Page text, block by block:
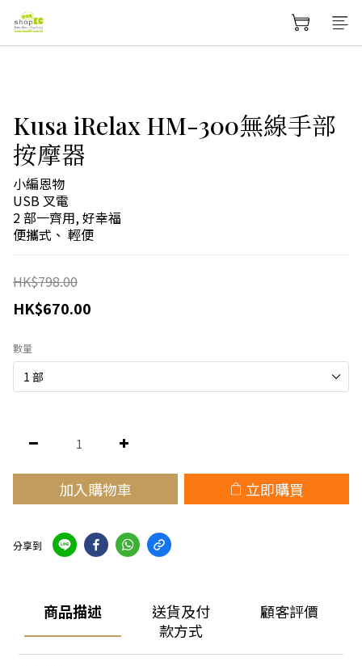
Kusa iRelax HM-300無線手部
按摩器
小編恩物
USB 叉電
2 部一齊用, 好幸福
便攜式、 輕便
HK$798.00
HK$670.00
數量
加入購物車 立即購買
分享到
商品描述
送貨及付
款方式
顧客評價